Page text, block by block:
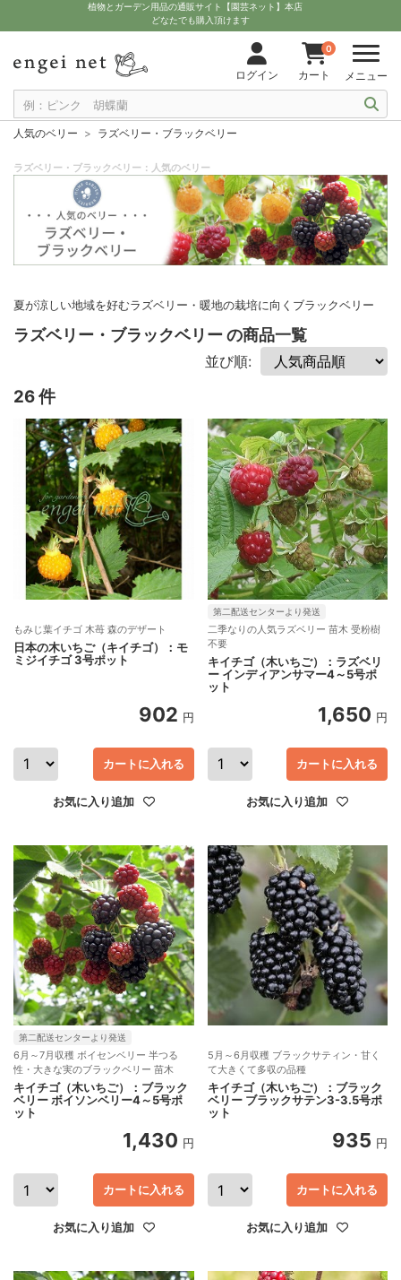
植物とガーデン用品の通販サイト【園芸ネット】本店
どなたでも購入頂けます
ログイン
0
カート メニュー
人気のベリー ラズベリー・ブラックベリー
ラズベリー・ブラックベリー：人気のベリー
夏が涼しい地域を好むラズベリー・暖地の栽培に向くブラックベリー
ラズベリー・ブラックベリー の商品一覧
並び順:
26 件
もみじ葉イチゴ 木苺 森のデザート
日本の木いちご（キイチゴ）：モ
ミジイチゴ 3号ポット
902 円
お気に入り追加
カートに入れる
第二配送センターより発送
二季なりの人気ラズベリー 苗木 受粉樹
不要
キイチゴ（木いちご）：ラズベリ
ー インディアンサマー4～5号ポ
ット
1,650 円
お気に入り追加
カートに入れる
第二配送センターより発送
6月～7月収穫 ボイセンベリー 半つる
性・大きな実のブラックベリー 苗木
キイチゴ（木いちご）：ブラック
ベリー ボイソンベリー4～5号ポ
ット
1,430 円
お気に入り追加
カートに入れる
5月～6月収穫 ブラックサティン・甘く
て大きくて多収の品種
キイチゴ（木いちご）：ブラック
ベリー ブラックサテン3-3.5号ポ
ット
935 円
お気に入り追加
カートに入れる